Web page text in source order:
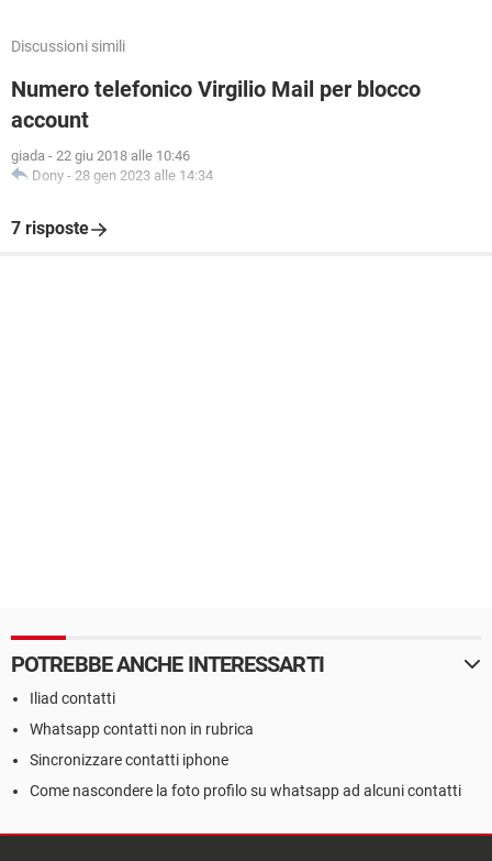
Discussioni simili
Numero telefonico Virgilio Mail per blocco
account
giada - 22 giu 2018 alle 10:46
Dony - 28 gen 2023 alle 14:34
7 risposte
POTREBBE ANCHE INTERESSARTI
Iliad contatti
Whatsapp contatti non in rubrica
Sincronizzare contatti iphone
Come nascondere la foto profilo su whatsapp ad alcuni contatti